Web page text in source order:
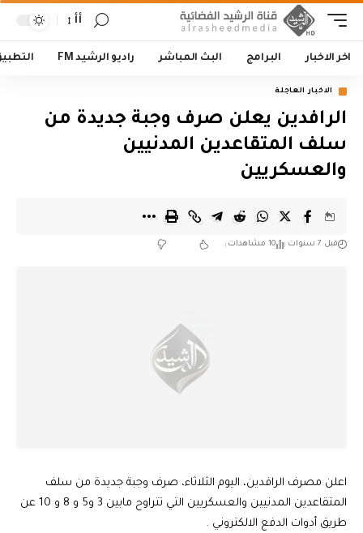
أأ
اخر الاخبار البرامج البث المباشر راديو الرشيد FM
الاخبار العاجلة
الرافدين يعلن صرف وجبة جديدة من
سلف المتقاعدين المدنيين
والعسكريين
قبل 7 سنوات 10 مشاهدات
اعلن مصرف الرافدين، اليوم الثلاثاء، صرف وجبة جديدة من سلف
المتقاعدين المدنيين والعسكريين التي تتراوح مابين 3 و5 و 8 و 10 عن
طريق أدوات الدفع الالكتروني .